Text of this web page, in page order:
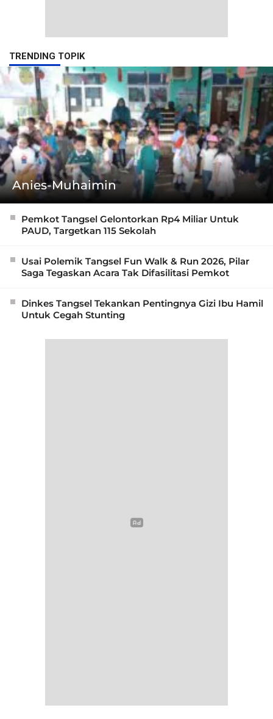
TRENDING TOPIK
Anies-Muhaimin
Pemkot Tangsel Gelontorkan Rp4 Miliar Untuk
PAUD, Targetkan 115 Sekolah
Usai Polemik Tangsel Fun Walk & Run 2026, Pilar
Saga Tegaskan Acara Tak Difasilitasi Pemkot
Dinkes Tangsel Tekankan Pentingnya Gizi Ibu Hamil
Untuk Cegah Stunting